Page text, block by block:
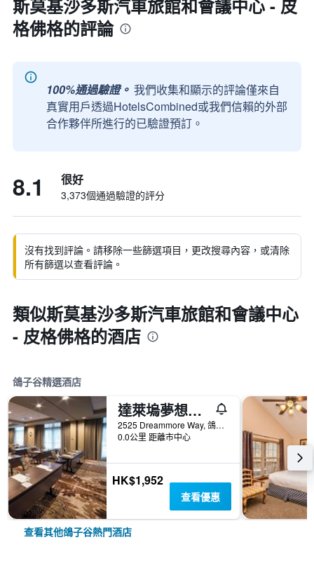
斯莫基沙多斯汽車旅館和會議中心 - 皮
格佛格的評論
100%通過驗證。 我們收集和顯示的評論僅來自
真實用戶透過HotelsCombined或我們信賴的外部
合作夥伴所進行的已驗證預訂。
8.1 很好
3,373個通過驗證的評分
沒有找到評論。請移除一些篩選項目，更改搜尋內容，或清除
所有篩選以查看評論。
類似斯莫基沙多斯汽車旅館和會議中心
- 皮格佛格的酒店
鴿子谷精選酒店
達萊塢夢想渡假村 - 皮格佛格
2525 Dreammore Way, 鴿子谷, TN, 美國
0.0公里 距離市中心
HK$1,952
查看優惠
查看其他鴿子谷熱門酒店